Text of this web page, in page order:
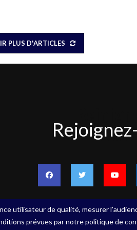
PLUS D'ARTICLES
nous
utilisateur de qualité, mesurer
prévues par notre politique de